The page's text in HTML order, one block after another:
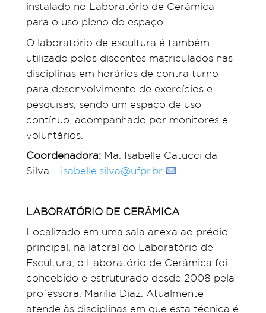
instalado no Laboratório de Cerâmica
para o uso pleno do espaço.
O laboratório de escultura é também
utilizado pelos discentes matriculados nas
disciplinas em horários de contra turno
para desenvolvimento de exercícios e
pesquisas, sendo um espaço de uso
contínuo, acompanhado por monitores e
voluntários.
Coordenadora: Ma. Isabelle Catucci da
Silva – isabelle.silva@ufpr.br
LABORATÓRIO DE CERÂMICA
Localizado em uma sala anexa ao prédio
principal, na lateral do Laboratório de
Escultura, o Laboratório de Cerâmica foi
concebido e estruturado desde 2008 pela
professora. Marília Diaz. Atualmente
atende às disciplinas em que esta técnica é